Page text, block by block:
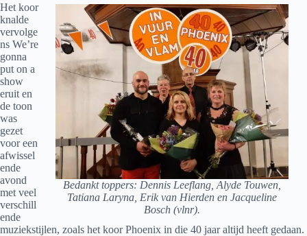
Bedankt toppers: Dennis Leeflang, Alyde Touwen,
Tatiana Laryna, Erik van Hierden en Jacqueline
Bosch (vlnr).
Het koor
knalde
vervolge
ns We’re
gonna
put on a
show
eruit en
de toon
was
gezet
voor een
afwissel
ende
avond
met veel
verschill
ende
muziekstijlen, zoals het koor Phoenix in die 40 jaar altijd heeft gedaan.